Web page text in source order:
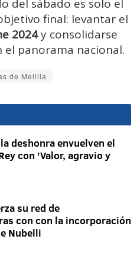
del sábado es solo el
final: levantar el
2024y consolidarse
panorama nacional.
de Melilla
deshonra envuelven el
con 'Valor, agravio y
su red de
con con la incorporación
Nubelli